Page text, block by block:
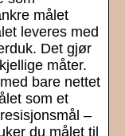
målet
leveres med
Det gjør
måter.
bare nettet
som et
–
du målet til